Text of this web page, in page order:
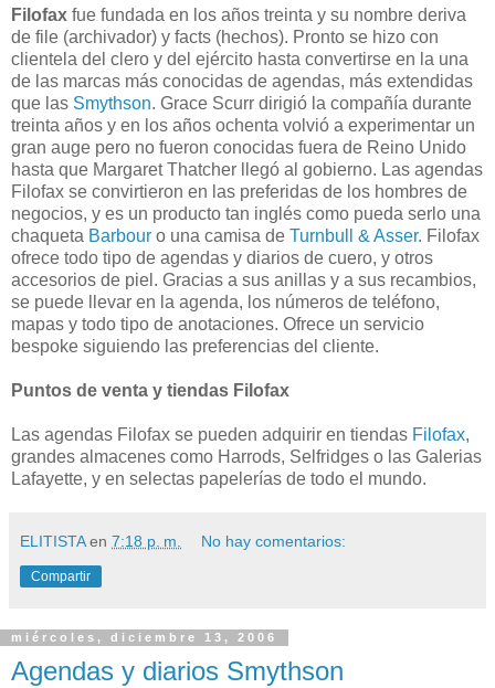
Filofax fue fundada en los años treinta y su nombre deriva
de file (archivador) y facts (hechos). Pronto se hizo con
clientela del clero y del ejército hasta convertirse en la una
de las marcas más conocidas de agendas, más extendidas
que las Smythson. Grace Scurr dirigió la compañía durante
treinta años y en los años ochenta volvió a experimentar un
gran auge pero no fueron conocidas fuera de Reino Unido
hasta que Margaret Thatcher llegó al gobierno. Las agendas
Filofax se convirtieron en las preferidas de los hombres de
negocios, y es un producto tan inglés como pueda serlo una
chaqueta Barbour o una camisa de Turnbull & Asser. Filofax
ofrece todo tipo de agendas y diarios de cuero, y otros
accesorios de piel. Gracias a sus anillas y a sus recambios,
se puede llevar en la agenda, los números de teléfono,
mapas y todo tipo de anotaciones. Ofrece un servicio
bespoke siguiendo las preferencias del cliente.
Puntos de venta y tiendas Filofax
Las agendas Filofax se pueden adquirir en tiendas Filofax,
grandes almacenes como Harrods, Selfridges o las Galerias
Lafayette, y en selectas papelerías de todo el mundo.
ELITISTA en 7:18 p. m. No hay comentarios:
Compartir
miércoles, diciembre 13, 2006
Agendas y diarios Smythson